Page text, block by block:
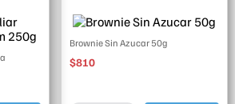
Brownie Sin Azucar 50g
$810